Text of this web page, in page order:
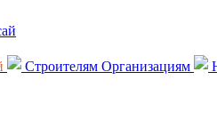
Строителям Организациям